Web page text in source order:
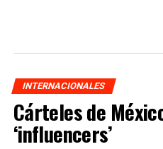
INTERNACIONALES
Cárteles de
‘influencers’